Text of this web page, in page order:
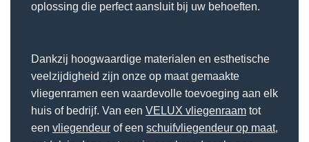
oplossing die perfect aansluit bij uw behoeften.
Dankzij hoogwaardige materialen en esthetische
veelzijdigheid zijn onze op maat gemaakte
vliegenramen een waardevolle toevoeging aan elk
huis of bedrijf. Van een VELUX vliegenraam tot
een vliegendeur of een schuifvliegendeur op maat,